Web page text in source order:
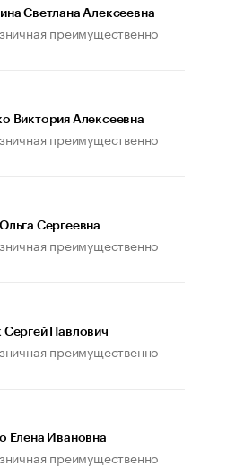
иначе». Как живет глава
Светлана Алексеевна
преимущественно
Виктория Алексеевна
преимущественно
Сергеевна
преимущественно
Павлович
преимущественно
Елена Ивановна
преимущественно